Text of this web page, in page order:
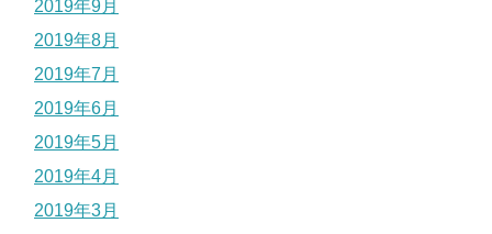
2019年9月
2019年8月
2019年7月
2019年6月
2019年5月
2019年4月
2019年3月